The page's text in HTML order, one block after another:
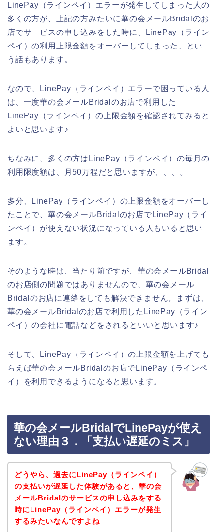
LinePay（ラインペイ）エラーが発生してしまった人の
多くの方が、上記の方みたいに華の会メールBridalのお
店でサービスの申し込みをした時に、LinePay（ライン
ペイ）の利用上限金額をオーバーしてしまった、とい
う話もあります。
なので、LinePay（ラインペイ）エラーで困っている人
は、一度華の会メールBridalのお店で利用した
LinePay（ラインペイ）の上限金額を確認されてみると
よいと思います♪
ちなみに、多くの方はLinePay（ラインペイ）の毎月の
利用限度額は、月50万程だと思いますが、、、。
多分、LinePay（ラインペイ）の上限金額をオーバーし
たことで、華の会メールBridalのお店でLinePay（ライ
ンペイ）が使えない状況になっている人もいると思い
ます。
そのような時は、当たり前ですが、華の会メールBridal
のお店側の問題ではありませんので、華の会メール
Bridalのお店に連絡をしても解決できません。まずは、
華の会メールBridalのお店で利用したLinePay（ライン
ペイ）の会社に電話などをされるといいと思います♪
そして、LinePay（ラインペイ）の上限金額を上げても
らえば華の会メールBridalのお店でLinePay（ラインペ
イ）を利用できるようになると思います。
華の会メールBridalでLinePayが使え
ない理由３．「支払い遅延のミス」
どうやら、過去にLinePay（ラインペイ）
の支払いが遅延した体験があると、華の会
メールBridalのサービスの申し込みをする
時にLinePay（ラインペイ）エラーが発生
するみたいなんですよね